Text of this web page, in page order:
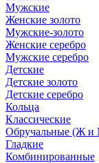
Мужские
Женские золото
Мужские-золото
Женские серебро
Мужские серебро
Детские
Детские золото
Детские серебро
Кольца
Классические
Обручальные (Ж и
Гладкие
Комбинированные